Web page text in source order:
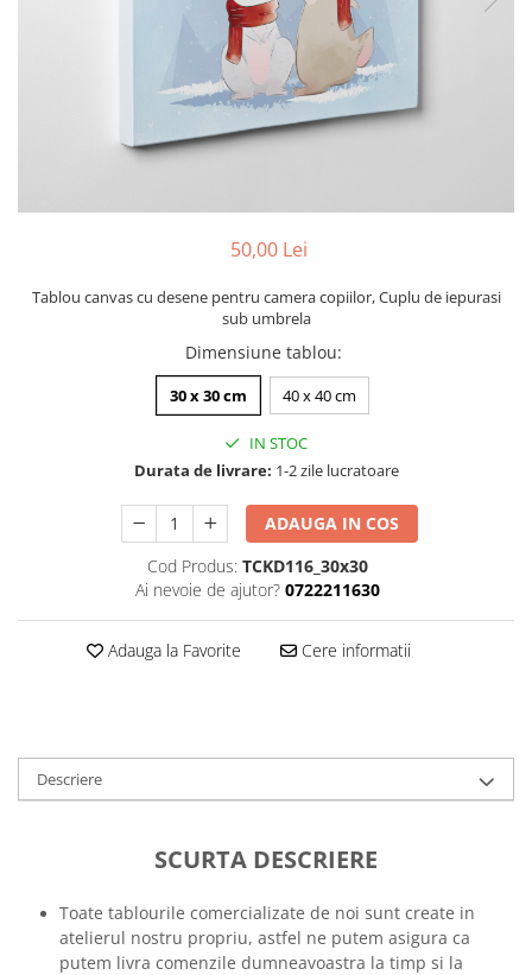
Tricou personalizat cu imaginea
sau textul tau
Tricouri pescari
Tricouri gameri
Tricouri music is life
Tricouri sporturi de iarna
Tricouri ski
Tricouri cadou 20 ani
Tricouri cadou 30 ani
Tricouri cadou 50 ani
Tricouri motociclisti
Tricouri motociclisti
50,00 Lei
Tablou canvas cu desene pentru camera copiilor, Cuplu de iepurasi
sub umbrela
Dimensiune tablou:
30 x 30 cm 40 x 40 cm
IN STOC
Durata de livrare: 1-2 zile lucratoare
ADAUGA IN COS
Cod Produs: TCKD116_30x30
Ai nevoie de ajutor? 0722211630
Adauga la Favorite Cere informatii
Descriere
SCURTA DESCRIERE
Toate tablourile comercializate de noi sunt create in
atelierul nostru propriu, astfel ne putem asigura ca
putem livra comenzile dumneavoastra la timp si la